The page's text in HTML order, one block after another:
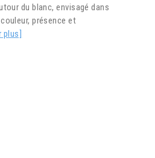
du blanc, envisagé dans
présence et
plus]